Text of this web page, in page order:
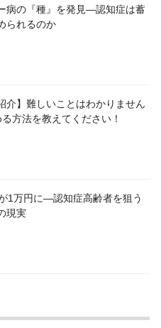
病の『種』を発見―認知症は蓄
られるのか
介】難しいことはわかりません
方法を教えてください！
1万円に―認知症高齢者を狙う
現実